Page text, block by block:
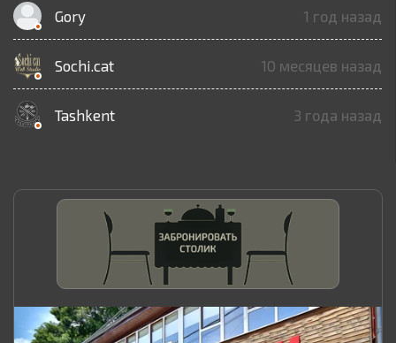
Gory 1 год назад
Sochi.cat 10 месяцев назад
Tashkent 3 года назад